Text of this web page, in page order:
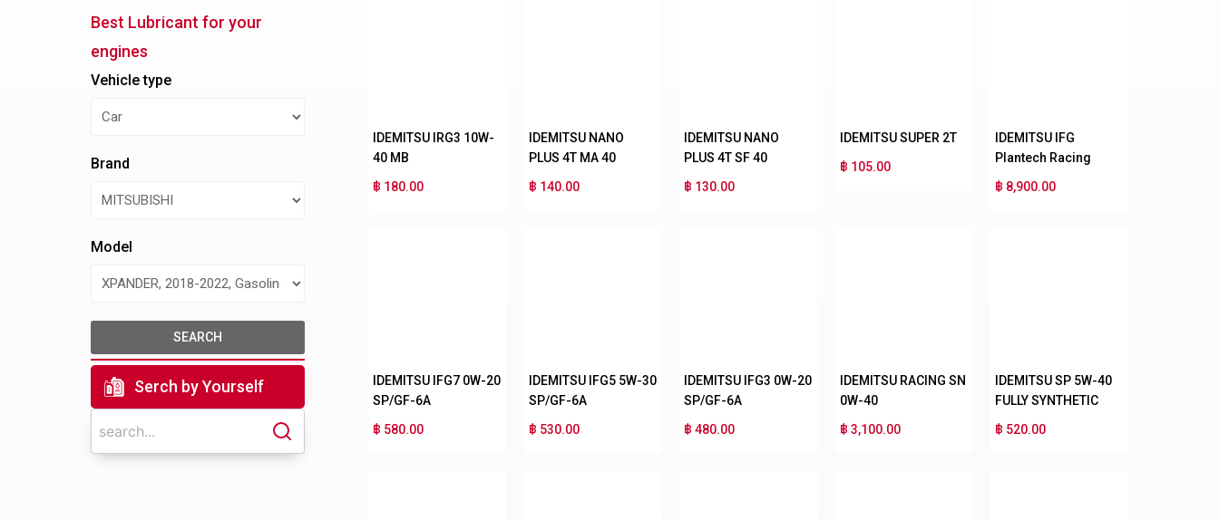
Best Lubricant for your
engines
Vehicle type
Brand
Model
SEARCH
Serch by Yourself
IDEMITSU IRG3 10W-
40 MB
฿ 180.00
IDEMITSU NANO
PLUS 4T MA 40
฿ 140.00
IDEMITSU NANO
PLUS 4T SF 40
฿ 130.00
IDEMITSU SUPER 2T
฿ 105.00
IDEMITSU IFG
Plantech Racing
฿ 8,900.00
IDEMITSU IFG7 0W-20
SP/GF-6A
฿ 580.00
IDEMITSU IFG5 5W-30
SP/GF-6A
฿ 530.00
IDEMITSU IFG3 0W-20
SP/GF-6A
฿ 480.00
IDEMITSU RACING SN
0W-40
฿ 3,100.00
IDEMITSU SP 5W-40
FULLY SYNTHETIC
฿ 520.00